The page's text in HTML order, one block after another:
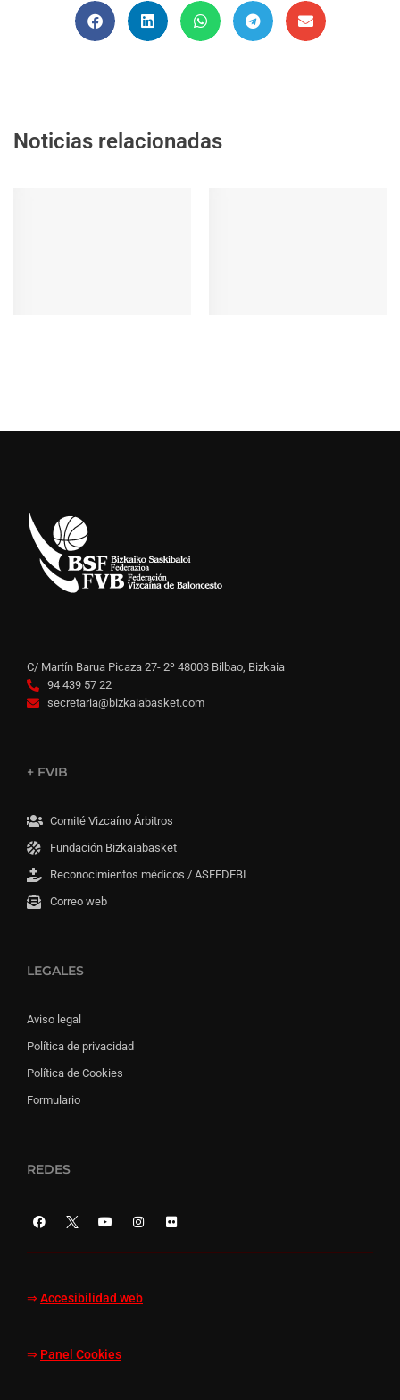
Noticias relacionadas
C/ Martín Barua Picaza 27- 2º 48003 Bilbao, Bizkaia
94 439 57 22
secretaria@bizkaiabasket.com
+ FVIB
Comité Vizcaíno Árbitros
Fundación Bizkaiabasket
Reconocimientos médicos / ASFEDEBI
Correo web
LEGALES
Aviso legal
Política de privacidad
Política de Cookies
Formulario
REDES
⇒ Accesibilidad web
⇒ Panel Cookies